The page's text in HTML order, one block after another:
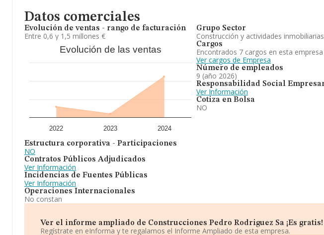
Datos comerciales
Evolución de ventas - rango de facturación
Entre 0,6 y 1,5 millones €
Evolución de las ventas
2022 2023 2024
Estructura corporativa - Participaciones
NO
Contratos Públicos Adjudicados
Ver Información
Incidencias de Fuentes Públicas
Ver Información
Operaciones Internacionales
No constan
Grupo Sector
Construcción y actividades inmobiliarias
Cargos
Encontrados 7 cargos en esta empresa
Ver cargos de Empresa
Número de empleados
9 (año 2026)
Responsabilidad Social
Ver Información
Cotiza en Bolsa
NO
Ver el informe ampliado de Construcciones Pedro Rodriguez Sa ¡Es gratis!
Regístrate en eInforma y te regalamos el Informe Ampliado de esta empresa.